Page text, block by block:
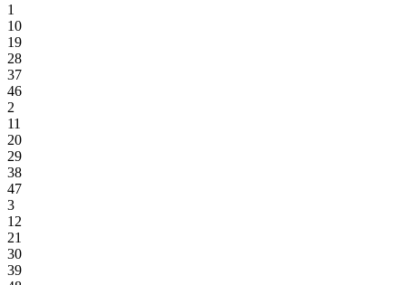
1
10
19
28
37
46
2
11
20
29
38
47
3
12
21
30
39